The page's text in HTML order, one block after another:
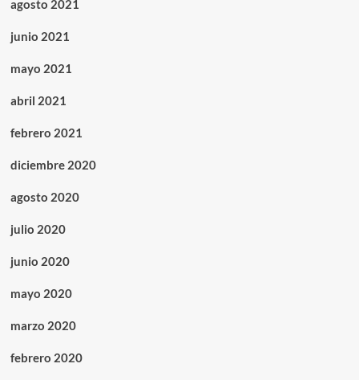
agosto 2021
junio 2021
mayo 2021
abril 2021
febrero 2021
diciembre 2020
agosto 2020
julio 2020
junio 2020
mayo 2020
marzo 2020
febrero 2020